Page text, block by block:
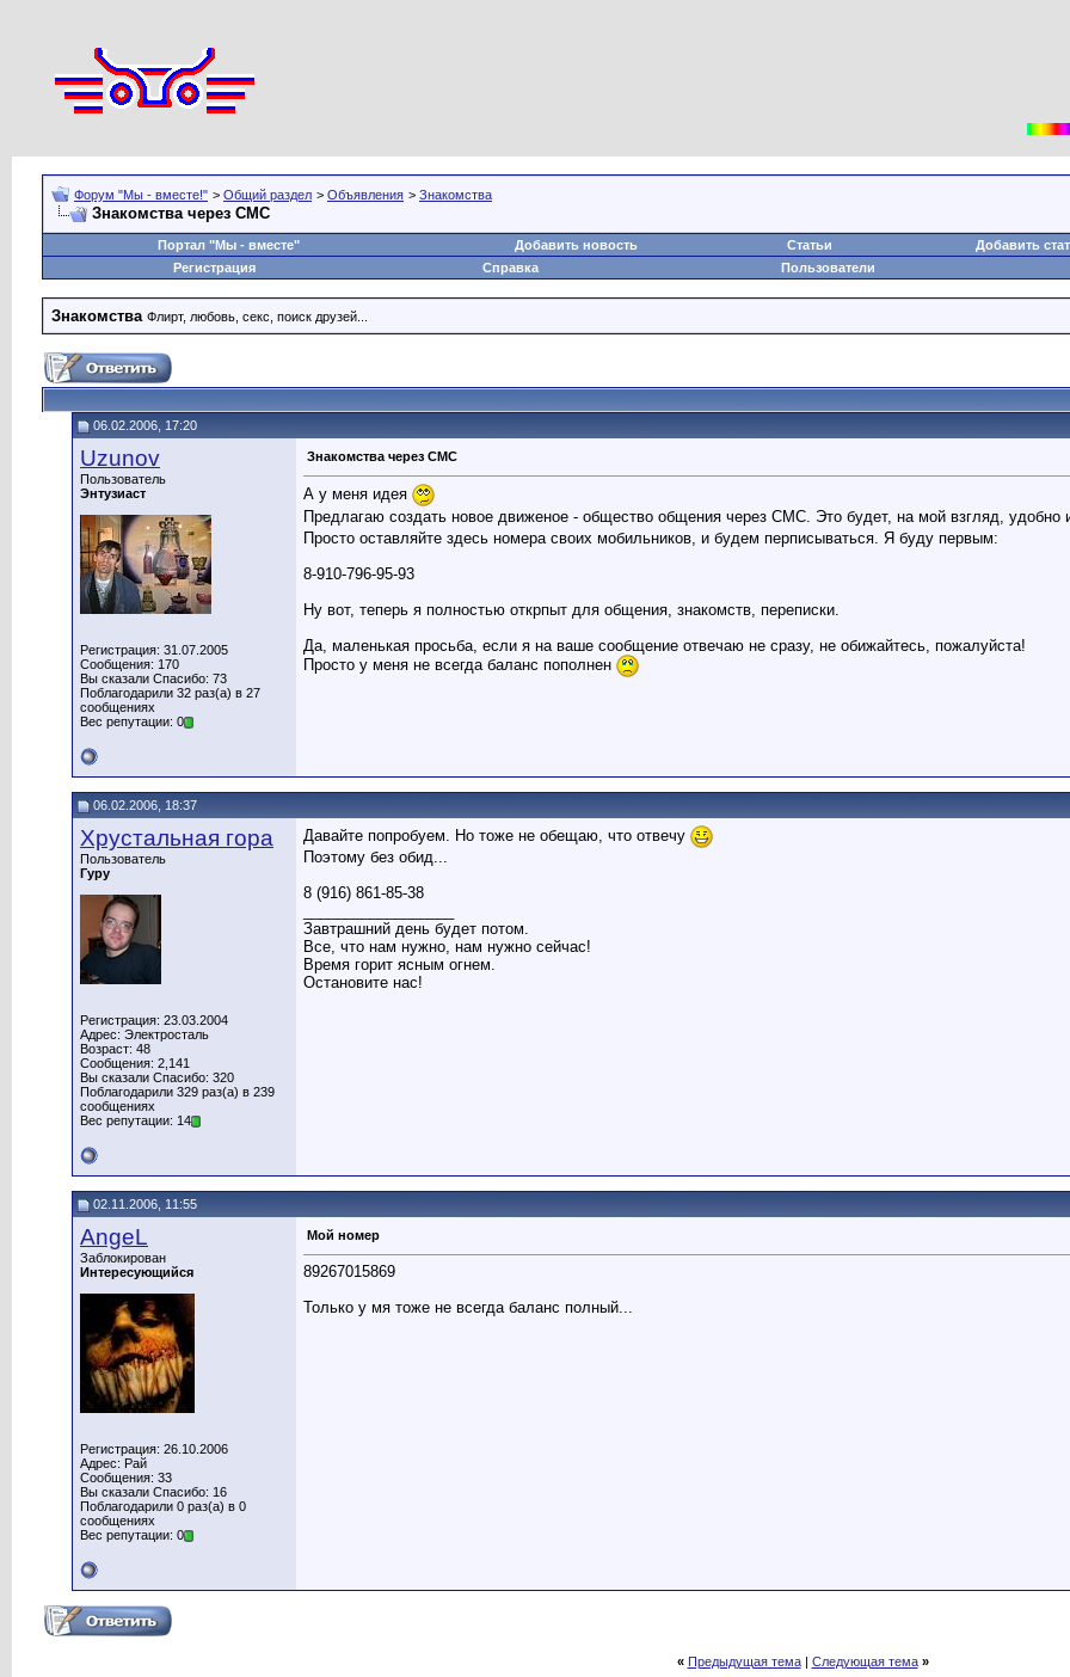
Форум "Мы - вместе!" > Общий раздел > Объявления > Знакомства
Знакомства через СМС
Портал "Мы - вместе" Добавить новость Статьи
Добавить
Регистрация
Справка Пользователи
Знакомства Флирт, любовь, секс, поиск друзей...
06.02.2006, 17:20
Uzunov
Пользователь
Энтузиаст
Регистрация: 31.07.2005
Сообщения: 170
Вы сказали Спасибо: 73
Поблагодарили 32 раз(а) в 27
сообщениях
Вес репутации: 0
Знакомства через СМС
А у меня идея
Предлагаю создать новое движеное - общество общения через СМС. Это будет, на мой взгляд, удобно
Просто оставляйте здесь номера своих мобильников, и будем перписываться. Я буду первым:
8-910-796-95-93
Ну вот, теперь я полностью открпыт для общения, знакомств, переписки.
Да, маленькая просьба, если я на ваше сообщение отвечаю не сразу, не обижайтесь, пожалуйста!
Просто у меня не всегда баланс пополнен
06.02.2006, 18:37
Хрустальная гора
Пользователь
Гуру
Регистрация: 23.03.2004
Адрес: Электросталь
Возраст: 48
Сообщения: 2,141
Вы сказали Спасибо: 320
Поблагодарили 329 раз(а) в 239
сообщениях
Вес репутации: 14
Давайте попробуем. Но тоже не обещаю, что отвечу
Поэтому без обид...
8 (916) 861-85-38
Завтрашний день будет потом.
Все, что нам нужно, нам нужно сейчас!
Время горит ясным огнем.
Остановите нас!
02.11.2006, 11:55
AngeL
Заблокирован
Интересующийся
Регистрация: 26.10.2006
Адрес: Рай
Сообщения: 33
Вы сказали Спасибо: 16
Поблагодарили 0 раз(а) в 0
сообщениях
Вес репутации: 0
Мой номер
89267015869
Только у мя тоже не всегда баланс полный...
« Предыдущая тема| Следующая тема »